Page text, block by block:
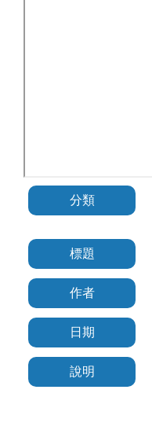
分類
標題
作者
日期
說明